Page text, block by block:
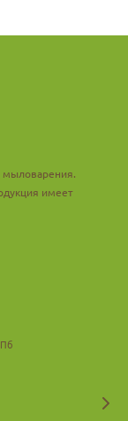
мыловарения.
имеет